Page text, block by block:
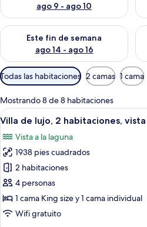
ago 9 - ago 10
Este fin de semana
ago 14 - ago 16
Consulta la disponibilidad para
Filtros
disponibles
para
las
habitaciones
Todas las habitaciones 2 camas 1 cama
Mostrando 8 de 8 habitaciones
Abrir
todas
las
fotos
de
Villa
de
lujo,
12
Villa de lujo, 2 habitaciones,
Vista a la laguna
1938 pies cuadrados
2 habitaciones
4 personas
1 cama King size y 1 cama individual
Wifi gratuito